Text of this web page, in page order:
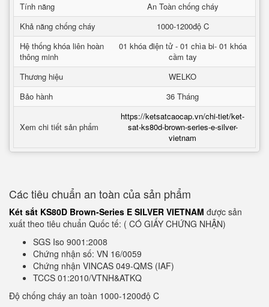
Tính năng
An Toàn chống cháy
Khả năng chống cháy
1000-1200độ C
Hệ thống khóa liên hoàn
thông minh
01 khóa điện tử - 01 chìa bi- 01 khóa
cầm tay
Thương hiệu
WELKO
Bảo hành
36 Tháng
Xem chi tiết sản phẩm
https://ketsatcaocap.vn/chi-tiet/ket-
sat-ks80d-brown-series-e-silver-
vietnam
Các tiêu chuẩn an toàn của sản phẩm
Két sắt KS80D Brown-Series E SILVER VIETNAM được sản
xuất theo tiêu chuẩn Quốc tế: ( CÓ GIẤY CHỨNG NHẬN)
SGS Iso 9001:2008
Chứng nhận số: VN 16/0059
Chứng nhận VINCAS 049-QMS (IAF)
TCCS 01:2010/VTNH&ATKQ
Độ chống cháy an toàn 1000-1200độ C